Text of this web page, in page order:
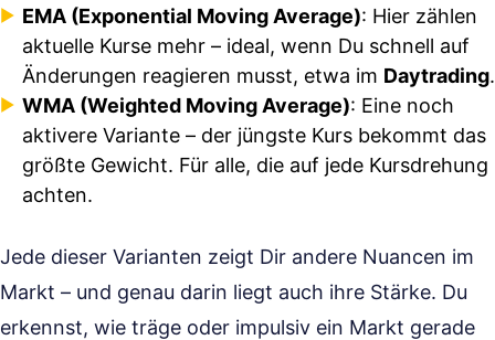
EMA (Exponential Moving Average): Hier zählen
aktuelle Kurse mehr – ideal, wenn Du schnell auf
Änderungen reagieren musst, etwa im Daytrading.
WMA (Weighted Moving Average): Eine noch
aktivere Variante – der jüngste Kurs bekommt das
größte Gewicht. Für alle, die auf jede Kursdrehung
achten.
Jede dieser Varianten zeigt Dir andere Nuancen im
Markt – und genau darin liegt auch ihre Stärke. Du
erkennst, wie träge oder impulsiv ein Markt gerade